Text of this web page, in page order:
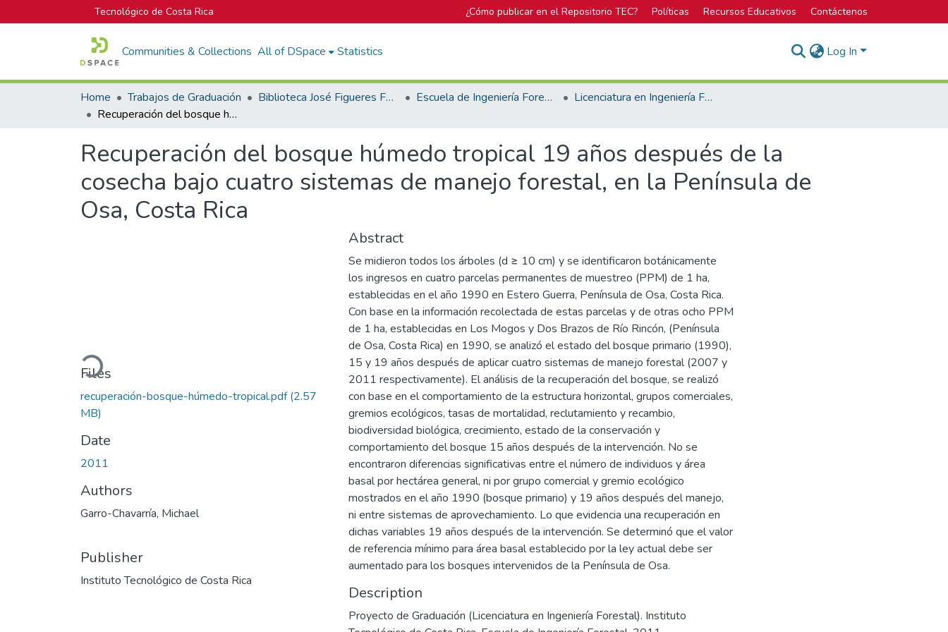
Tecnológico de Costa Rica ¿Cómo publicar en el Repositorio TEC? Políticas Recursos Educativos Contáctenos
Communities & Collections All of DSpace Statistics Log In
Home Trabajos de Graduación Biblioteca José Figueres Ferrer Escuela de Ingeniería Forestal
Licenciatura en Ingeniería Forestal
Recuperación del bosque húmedo tropical 19 años después de la cosecha bajo cuatro sistemas de manejo forestal, en la Península de Osa, Costa Rica
Recuperación del bosque húmedo tropical 19 años después de la
cosecha bajo cuatro sistemas de manejo forestal, en la Península de
Osa, Costa Rica
Loading...
Files
recuperación-bosque-húmedo-tropical.pdf(2.57
MB)
Date
2011
Authors
Garro-Chavarría, Michael
Publisher
Instituto Tecnológico de Costa Rica
Abstract
Se midieron todos los árboles (d ≥ 10 cm) y se identificaron botánicamente
los ingresos en cuatro parcelas permanentes de muestreo (PPM) de 1 ha,
establecidas en el año 1990 en Estero Guerra, Península de Osa, Costa Rica.
Con base en la información recolectada de estas parcelas y de otras ocho PPM
de 1 ha, establecidas en Los Mogos y Dos Brazos de Río Rincón, (Península
de Osa, Costa Rica) en 1990, se analizó el estado del bosque primario (1990),
15 y 19 años después de aplicar cuatro sistemas de manejo forestal (2007 y
2011 respectivamente). El análisis de la recuperación del bosque, se realizó
con base en el comportamiento de la estructura horizontal, grupos comerciales,
gremios ecológicos, tasas de mortalidad, reclutamiento y recambio,
biodiversidad biológica, crecimiento, estado de la conservación y
comportamiento del bosque 15 años después de la intervención. No se
encontraron diferencias significativas entre el número de individuos y área
basal por hectárea general, ni por grupo comercial y gremio ecológico
mostrados en el año 1990 (bosque primario) y 19 años después del manejo,
ni entre sistemas de aprovechamiento. Lo que evidencia una recuperación en
dichas variables 19 años después de la intervención. Se determinó que el valor
de referencia mínimo para área basal establecido por la ley actual debe ser
aumentado para los bosques intervenidos de la Península de Osa.
Description
Proyecto de Graduación (Licenciatura en Ingeniería Forestal). Instituto